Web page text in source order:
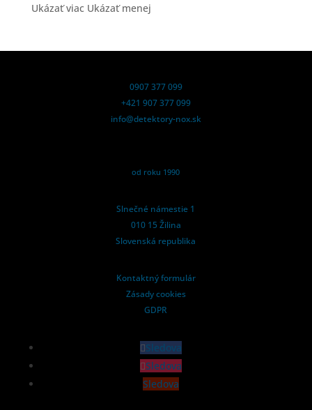
Ukázať viac Ukázať menej
0907 377 099
+421 907 377 099
info@detektory-nox.sk
od roku 1990
Slnečné námestie 1
010 15 Žilina
Slovenská republika
Kontaktný formulár
Zásady cookies
GDPR
Sledova
Sledova
Sledova